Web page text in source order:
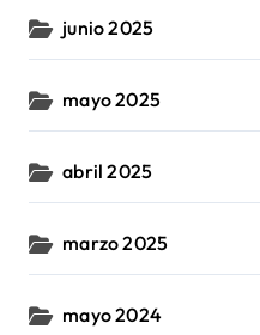
junio 2025
mayo 2025
abril 2025
marzo 2025
mayo 2024